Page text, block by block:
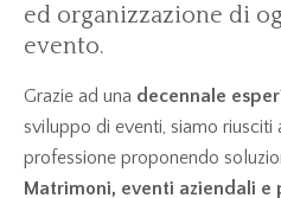
ed organizzazione di
evento.
Grazie ad una decennale
sviluppo di eventi, siamo riusciti
professione proponendo
Matrimoni, eventi aziendali e